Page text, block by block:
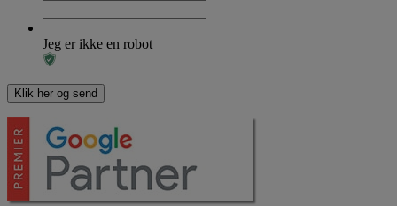
Jeg er ikke en robot